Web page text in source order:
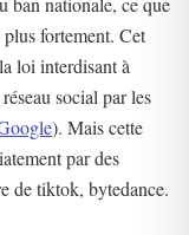
fortement. Cet
loi interdisant à
social par les
). Mais cette
par des
de tiktok, bytedance.